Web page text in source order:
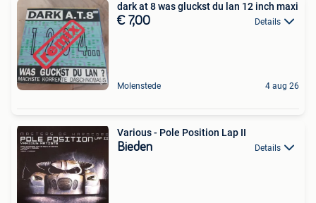
dark at 8 was gluckst du lan 12 inch maxi
€ 7,00 Details
Molenstede 4 aug 26
Various - Pole Position Lap II
Bieden Details